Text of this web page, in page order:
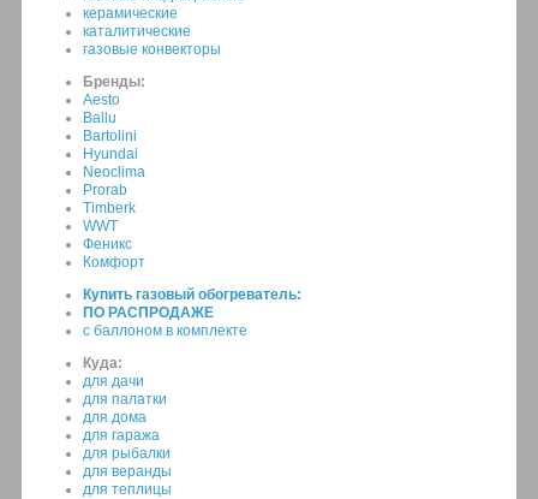
керамические
каталитические
газовые конвекторы
Бренды:
Aesto
Ballu
Bartolini
Hyundai
Neoclima
Prorab
Timberk
WWT
Феникс
Комфорт
Купить газовый обогреватель:
ПО РАСПРОДАЖЕ
c баллоном в комплекте
Куда:
для дачи
для палатки
для дома
для гаража
для рыбалки
для веранды
для теплицы